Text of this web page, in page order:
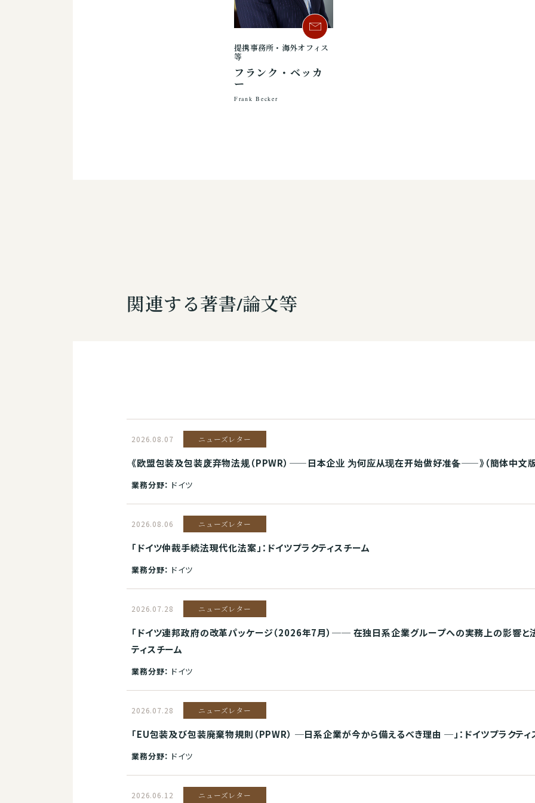
提携事務所・海外オフィス
等
フランク・ベッカ
ー
Frank Becker
関連する著書/論文等
2026.08.07 ニューズレター
《欧盟包装及包装废弃物法规（PPWR）——日本企业 为何应从现在开始做好准备——》（簡体中文
業務分野： ドイツ
2026.08.06 ニューズレター
「ドイツ仲裁手続法現代化法案」：ドイツプラクティスチーム
業務分野： ドイツ
2026.07.28 ニューズレター
「ドイツ連邦政府の改革パッケージ（2026年7月）── 在独日系企業グループへの実務上の影響と
ティスチーム
業務分野： ドイツ
2026.07.28 ニューズレター
「EU包装及び包装廃棄物規則（PPWR） ─日系企業が今から備えるべき理由 ─」：ドイツプラクティ
業務分野： ドイツ
2026.06.12 ニューズレター